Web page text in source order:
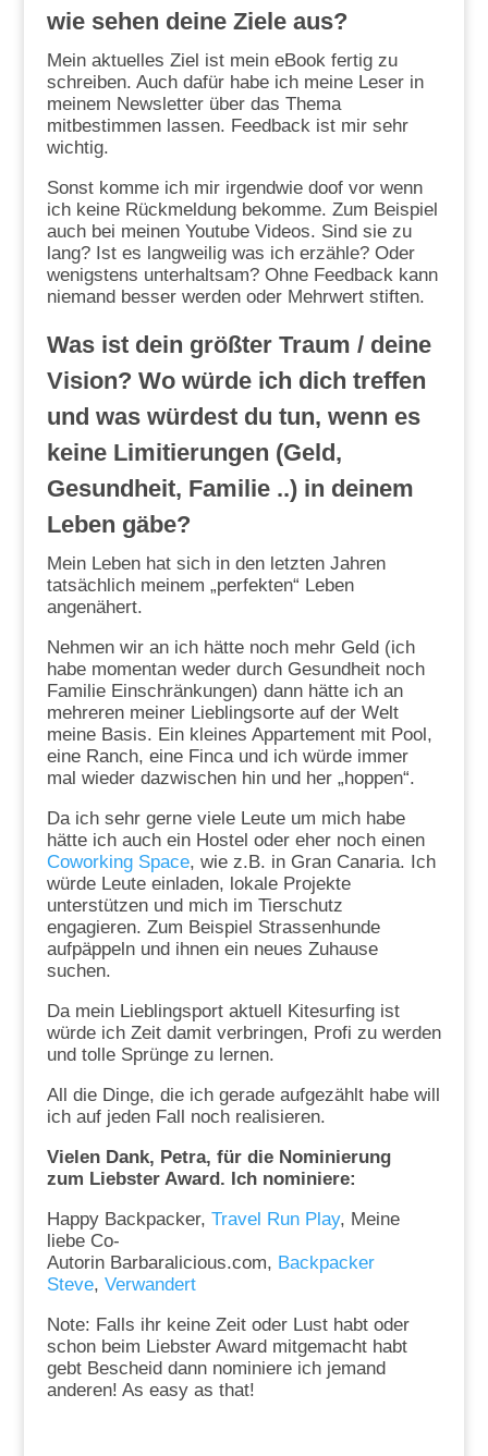
wie sehen deine Ziele aus?
Mein aktuelles Ziel ist mein eBook fertig zu
schreiben. Auch dafür habe ich meine Leser in
meinem Newsletter über das Thema
mitbestimmen lassen. Feedback ist mir sehr
wichtig.
Sonst komme ich mir irgendwie doof vor wenn
ich keine Rückmeldung bekomme. Zum Beispiel
auch bei meinen Youtube Videos. Sind sie zu
lang? Ist es langweilig was ich erzähle? Oder
wenigstens unterhaltsam? Ohne Feedback kann
niemand besser werden oder Mehrwert stiften.
Was ist dein größter Traum / deine
Vision? Wo würde ich dich treffen
und was würdest du tun, wenn es
keine Limitierungen (Geld,
Gesundheit, Familie ..) in deinem
Leben gäbe?
Mein Leben hat sich in den letzten Jahren
tatsächlich meinem „perfekten“ Leben
angenähert.
Nehmen wir an ich hätte noch mehr Geld (ich
habe momentan weder durch Gesundheit noch
Familie Einschränkungen) dann hätte ich an
mehreren meiner Lieblingsorte auf der Welt
meine Basis. Ein kleines Appartement mit Pool,
eine Ranch, eine Finca und ich würde immer
mal wieder dazwischen hin und her „hoppen“.
Da ich sehr gerne viele Leute um mich habe
hätte ich auch ein Hostel oder eher noch einen
Coworking Space, wie z.B. in Gran Canaria. Ich
würde Leute einladen, lokale Projekte
unterstützen und mich im Tierschutz
engagieren. Zum Beispiel Strassenhunde
aufpäppeln und ihnen ein neues Zuhause
suchen.
Da mein Lieblingsport aktuell Kitesurfing ist
würde ich Zeit damit verbringen, Profi zu werden
und tolle Sprünge zu lernen.
All die Dinge, die ich gerade aufgezählt habe will
ich auf jeden Fall noch realisieren.
Vielen Dank, Petra, für die Nominierung
zum Liebster Award. Ich nominiere:
Happy Backpacker, Travel Run Play, Meine
liebe Co-
Autorin Barbaralicious.com, Backpacker
Steve, Verwandert
Note: Falls ihr keine Zeit oder Lust habt oder
schon beim Liebster Award mitgemacht habt
gebt Bescheid dann nominiere ich jemand
anderen! As easy as that!